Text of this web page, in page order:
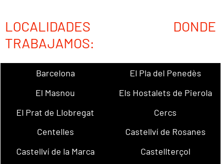
LOCALIDADES DONDE
TRABAJAMOS:
Barcelona
El Pla del Penedès
El Masnou
Els Hostalets de Pierola
El Prat de Llobregat
Cercs
Centelles
Castellví de Rosanes
Castellví de la Marca
Castellterçol